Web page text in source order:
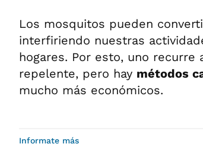
Los mosquitos pueden
interfiriendo nuestras
hogares. Por esto, uno
repelente, pero hay métodos
mucho más económicos.
Informate más